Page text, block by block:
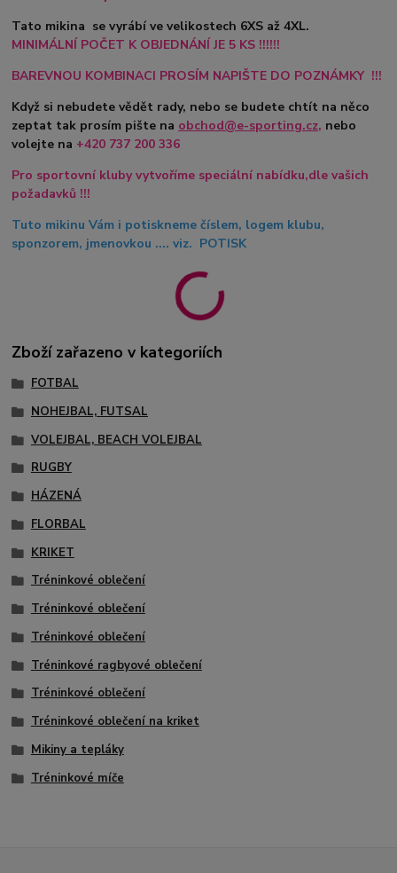
Tato mikina se vyrábí ve velikostech 6XS až 4XL.
MINIMÁLNÍ POČET K OBJEDNÁNÍ JE 5 KS !!!!!!
BAREVNOU KOMBINACI PROSÍM NAPIŠTE DO POZNÁMKY !!!
Když si nebudete vědět rady, nebo se budete chtít na něco
zeptat tak prosím pište na obchod@e-sporting.cz, nebo
volejte na +420 737 200 336
Pro sportovní kluby vytvoříme speciální nabídku,dle vašich
požadavků !!!
Tuto mikinu Vám i potiskneme číslem, logem klubu,
sponzorem, jmenovkou .... viz. POTISK
Zboží zařazeno v kategoriích
FOTBAL
NOHEJBAL, FUTSAL
VOLEJBAL, BEACH VOLEJBAL
RUGBY
HÁZENÁ
FLORBAL
KRIKET
Tréninkové oblečení
Tréninkové oblečení
Tréninkové oblečení
Tréninkové ragbyové oblečení
Tréninkové oblečení
Tréninkové oblečení na kriket
Mikiny a tepláky
Tréninkové míče